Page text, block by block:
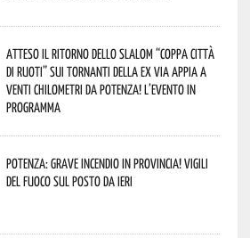
Atteso il ritorno dello slalom “Coppa Città
di Ruoti” sui tornanti della ex via Appia a
venti chilometri da Potenza! L’evento in
programma
Potenza: grave incendio in Provincia! Vigili
del fuoco sul posto da ieri